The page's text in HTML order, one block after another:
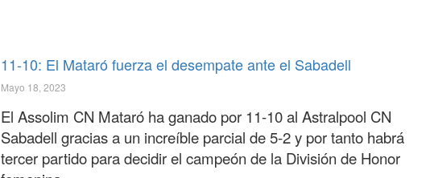
11-10: El Mataró fuerza el desempate ante el Sabadell
Mayo 18, 2023
El Assolim CN Mataró ha ganado por 11-10 al Astralpool CN
Sabadell gracias a un increíble parcial de 5-2 y por tanto habrá
tercer partido para decidir el campeón de la División de Honor